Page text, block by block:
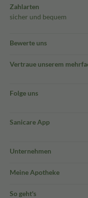
Zahlarten
sicher und bequem
Bewerte uns
Vertraue unserem
Folge uns
Sanicare App
Unternehmen
Meine Apotheke
So geht's